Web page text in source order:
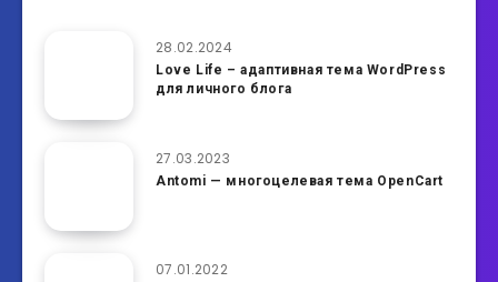
28.02.2024
Love Life – адаптивная тема WordPress
для личного блога
27.03.2023
Antomi — многоцелевая тема OpenCart
07.01.2022